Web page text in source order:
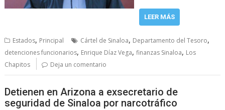
LEER MÁS
Estados, Principal Cártel de Sinaloa, Departamento del Tesoro,
detenciones funcionarios, Enrique Díaz Vega,finanzas Sinaloa, Los
Chapitos
Deja un comentario
Detienen en Arizona a exsecretario de
seguridad de Sinaloa por narcotráfico